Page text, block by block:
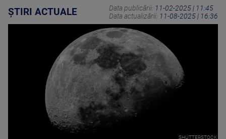
ȘTIRI ACTUALE Data publicării: 11-02-2025 | 11:45
Data actualizării: 11-08-2025 | 16:36
SHUTTERSTOCK